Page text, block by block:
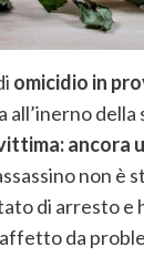
omicidio in
della
non è
di arresto
da